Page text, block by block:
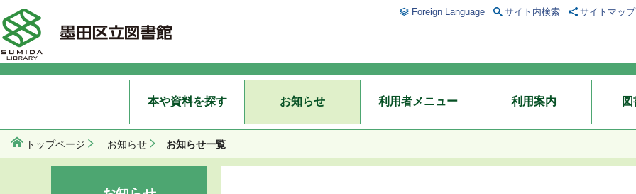
Foreign Language サイト内検索 サイトマップ
本や資料を探す お知らせ 利用者メニュー 利用案内
トップページ お知らせ お知らせ一覧